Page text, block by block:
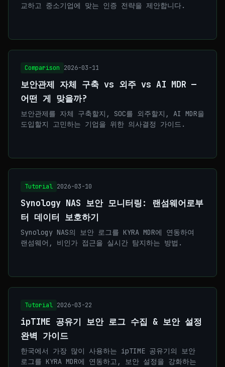
교하고 중소기업에 맞는 인증 전략을 제안합니다.
Comparison 2026-03-11
보안관제 자체 구축 vs 외주 vs AI MDR —
어떤 게 맞을까?
보안관제를 자체 구축할지, SOC를 외주할지, AI MDR을
도입할지 고민하는 기업을 위한 의사결정 가이드.
Tutorial 2026-03-10
Synology NAS 보안 모니터링: 랜섬웨어로부
터 데이터 보호하기
Synology NAS의 보안 로그를 KYRA MDR에 연동하여
랜섬웨어, 비인가 접근을 실시간 탐지하는 방법.
Tutorial 2026-03-22
ipTIME 공유기 보안 로그 수집 & 보안 설정
완벽 가이드
한국에서 가장 많이 사용하는 ipTIME 공유기의 보안
로그를 KYRA MDR에 연동하고, 보안 설정을 강화하는